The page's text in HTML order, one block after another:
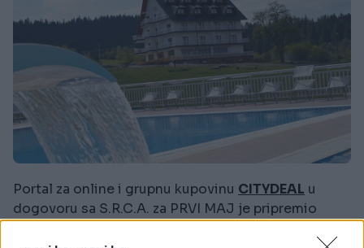
Portal za online i grupnu kupovinu CITYDEAL u
dogovoru sa S.R.C.A. za PRVI MAJ je pripremio